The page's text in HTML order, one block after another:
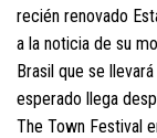
recién renovado
a la noticia de su
Brasil que se
esperado llega
The Town Festival